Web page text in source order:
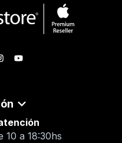
10 a 18:30hs